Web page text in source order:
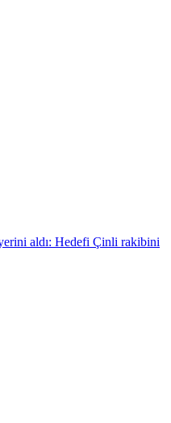
aldı: Hedefi Çinli rakibini